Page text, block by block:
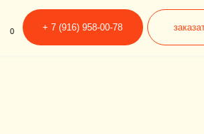
заказать звонок
958-00-78